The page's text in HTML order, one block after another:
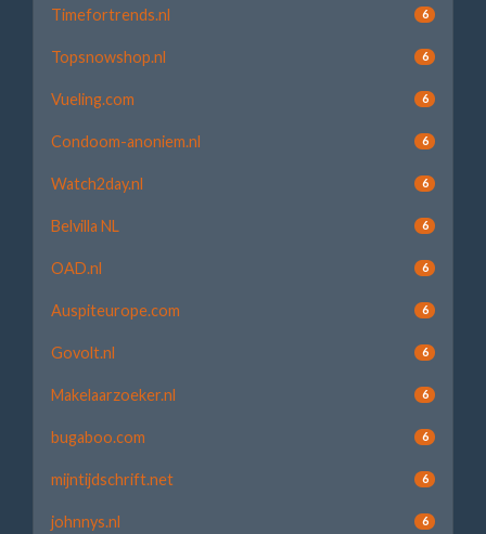
Timefortrends.nl 6
Topsnowshop.nl 6
Vueling.com 6
Condoom-anoniem.nl 6
Watch2day.nl 6
Belvilla NL 6
OAD.nl 6
Auspiteurope.com 6
Govolt.nl 6
Makelaarzoeker.nl 6
bugaboo.com 6
mijntijdschrift.net 6
johnnys.nl 6